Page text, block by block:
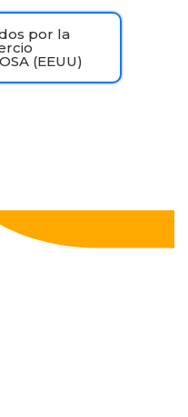
por la
(EEUU)